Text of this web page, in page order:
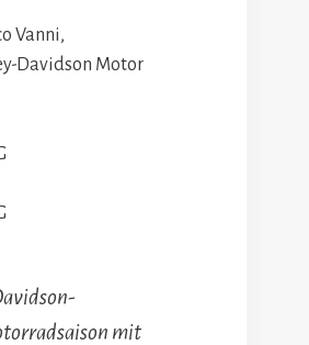
Vanni,
Davidson Motor
mit